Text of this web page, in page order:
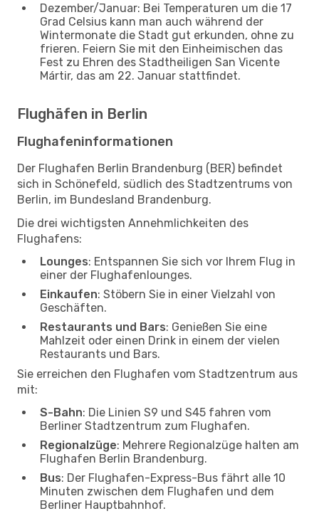
Dezember/Januar: Bei Temperaturen um die 17
Grad Celsius kann man auch während der
Wintermonate die Stadt gut erkunden, ohne zu
frieren. Feiern Sie mit den Einheimischen das
Fest zu Ehren des Stadtheiligen San Vicente
Mártir, das am 22. Januar stattfindet.
Flughäfen in Berlin
Flughafeninformationen
Der Flughafen Berlin Brandenburg (BER) befindet
sich in Schönefeld, südlich des Stadtzentrums von
Berlin, im Bundesland Brandenburg.
Die drei wichtigsten Annehmlichkeiten des
Flughafens:
Lounges: Entspannen Sie sich vor Ihrem Flug in
einer der Flughafenlounges.
Einkaufen: Stöbern Sie in einer Vielzahl von
Geschäften.
Restaurants und Bars: Genießen Sie eine
Mahlzeit oder einen Drink in einem der vielen
Restaurants und Bars.
Sie erreichen den Flughafen vom Stadtzentrum aus
mit:
S-Bahn: Die Linien S9 und S45 fahren vom
Berliner Stadtzentrum zum Flughafen.
Regionalzüge: Mehrere Regionalzüge halten am
Flughafen Berlin Brandenburg.
Bus: Der Flughafen-Express-Bus fährt alle 10
Minuten zwischen dem Flughafen und dem
Berliner Hauptbahnhof.